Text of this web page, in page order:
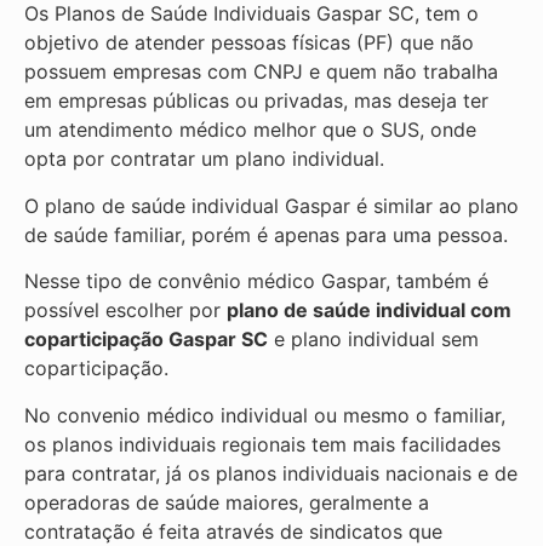
Os Planos de Saúde Individuais Gaspar SC, tem o
objetivo de atender pessoas físicas (PF) que não
possuem empresas com CNPJ e quem não trabalha
em empresas públicas ou privadas, mas deseja ter
um atendimento médico melhor que o SUS, onde
opta por contratar um plano individual.
O plano de saúde individual Gaspar é similar ao plano
de saúde familiar, porém é apenas para uma pessoa.
Nesse tipo de convênio médico Gaspar, também é
possível escolher por plano de saúde individual com
coparticipação Gaspar SC e plano individual sem
coparticipação.
No convenio médico individual ou mesmo o familiar,
os planos individuais regionais tem mais facilidades
para contratar, já os planos individuais nacionais e de
operadoras de saúde maiores, geralmente a
contratação é feita através de sindicatos que